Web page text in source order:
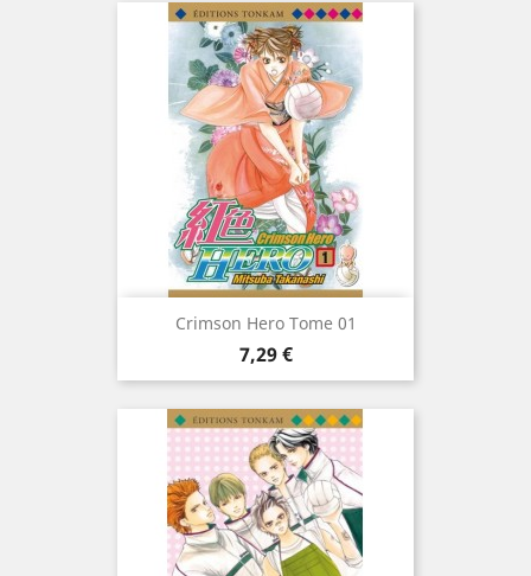
Crimson Hero Tome 01
Prix
7,29 €